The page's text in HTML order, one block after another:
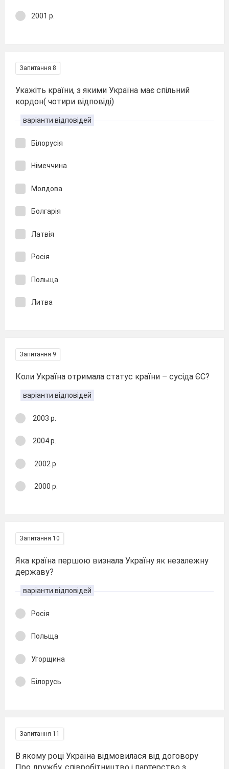
2001 р.
Запитання 8
Укажіть країни, з якими Україна має спільний
кордон( чотири відповіді)
варіанти відповідей
Білорусія
Німеччина
Молдова
Болгарія
Латвія
Росія
Польща
Литва
Запитання 9
Коли Україна отримала статус країни – сусіда ЄС?
варіанти відповідей
2003 р.
2004 р.
2002 р.
2000 р.
Запитання 10
Яка країна першою визнала Україну як незалежну
державу?
варіанти відповідей
Росія
Польща
Угорщина
Білорусь
Запитання 11
В якому році Україна відмовилася від договору
Про дружбу, співробітництво і партерство з